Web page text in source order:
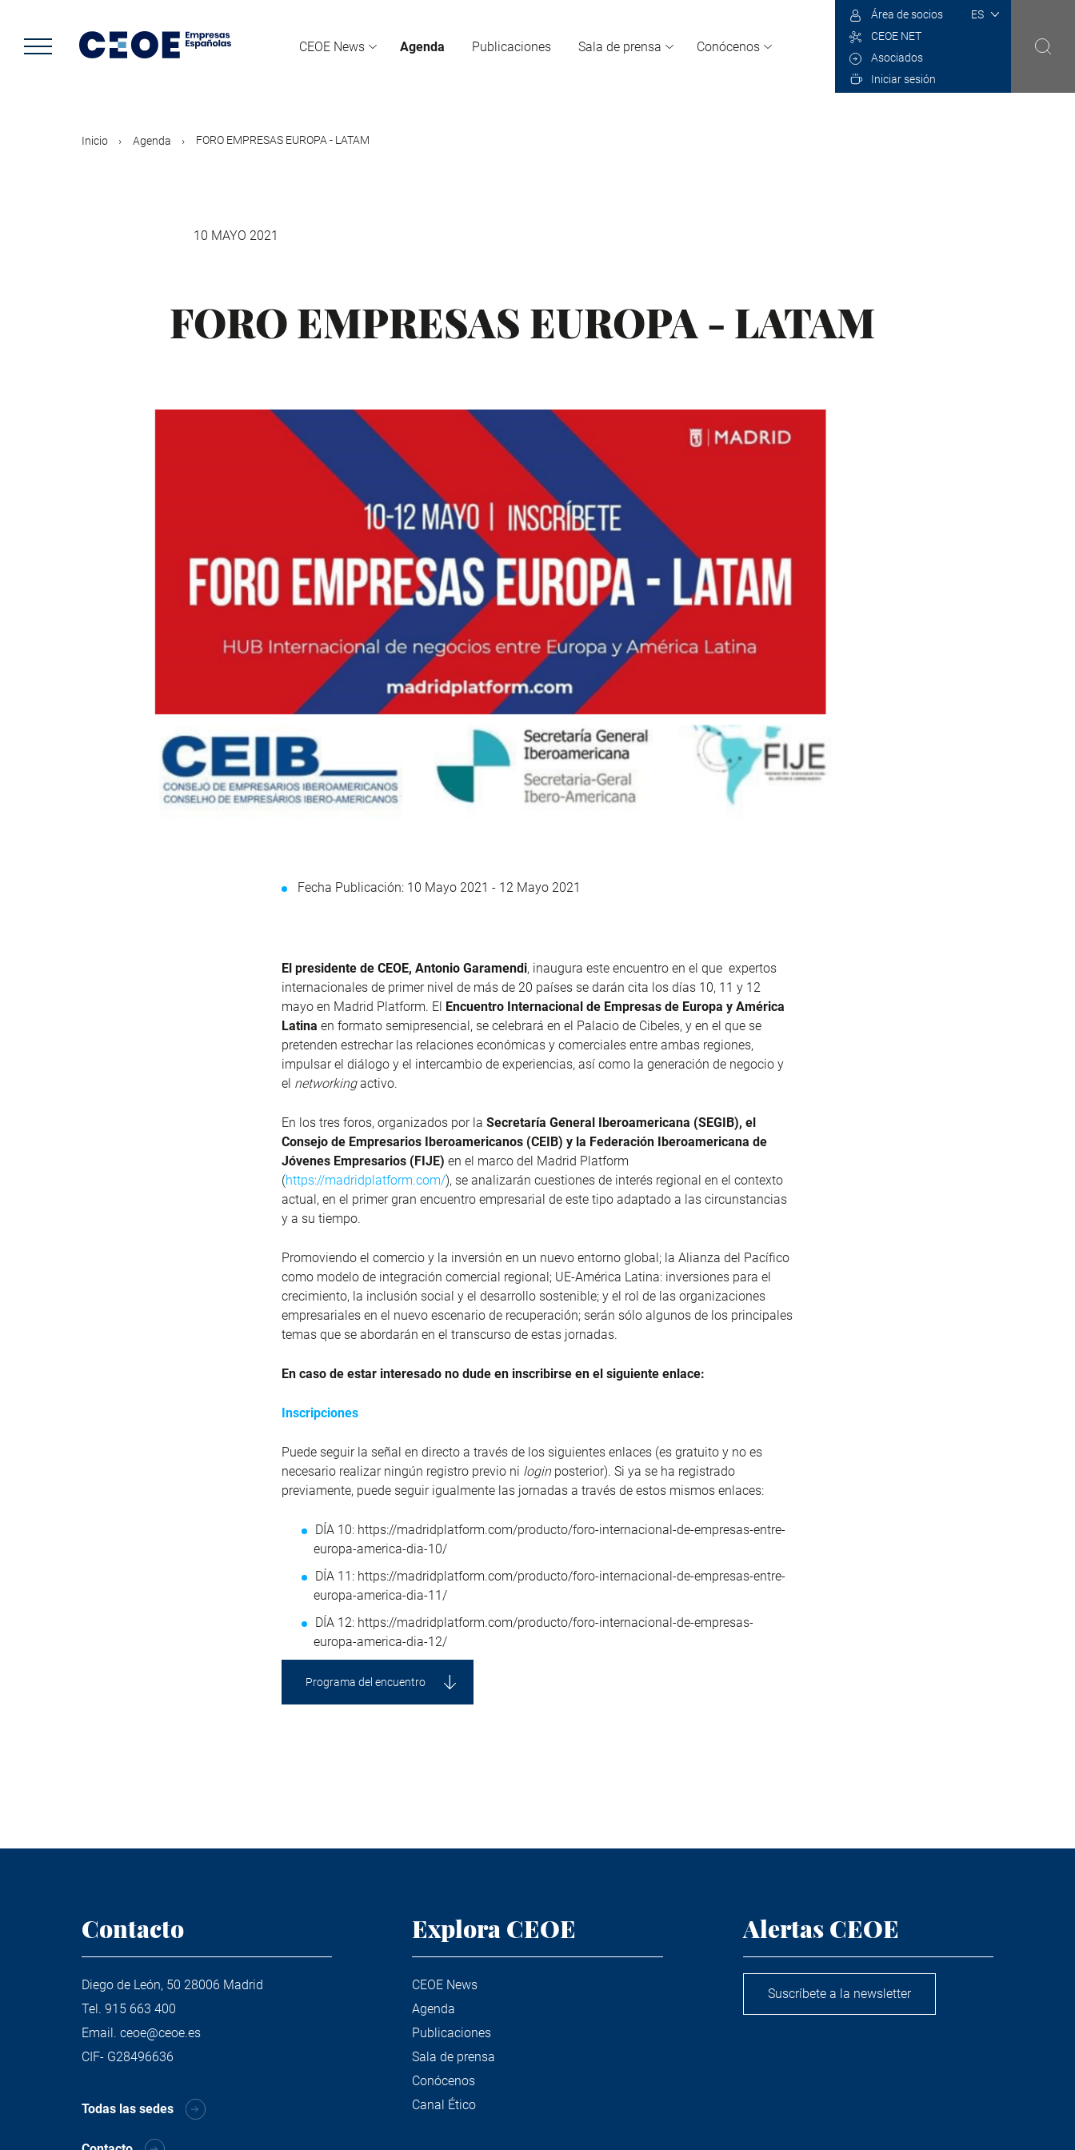
contenido
principal
CEOE News Agenda Publicaciones Sala de prensa Conócenos
Select
Área de socios
CEOE NET
Asociados
Iniciar sesión
Inicio Agenda FORO EMPRESAS EUROPA - LATAM
10 MAYO 2021
FORO EMPRESAS EUROPA - LATAM
Fecha Publicación: 10 Mayo 2021 - 12 Mayo 2021
El presidente de CEOE, Antonio Garamendi, inaugura este encuentro en el que expertos
internacionales de primer nivel de más de 20 países se darán cita los días 10, 11 y 12
mayo en Madrid Platform. El Encuentro Internacional de Empresas de Europa y América
Latina en formato semipresencial, se celebrará en el Palacio de Cibeles, y en el que se
pretenden estrechar las relaciones económicas y comerciales entre ambas regiones,
impulsar el diálogo y el intercambio de experiencias, así como la generación de negocio y
el networkingactivo.
En los tres foros, organizados por la Secretaría General Iberoamericana (SEGIB), el
Consejo de Empresarios Iberoamericanos (CEIB) y la Federación Iberoamericana de
Jóvenes Empresarios (FIJE) en el marco del Madrid Platform
(https://madridplatform.com/), se analizarán cuestiones de interés regional en el contexto
actual, en el primer gran encuentro empresarial de este tipo adaptado a las circunstancias
y a su tiempo.
Promoviendo el comercio y la inversión en un nuevo entorno global; la Alianza del Pacífico
como modelo de integración comercial regional; UE-América Latina: inversiones para el
crecimiento, la inclusión social y el desarrollo sostenible; y el rol de las organizaciones
empresariales en el nuevo escenario de recuperación; serán sólo algunos de los principales
temas que se abordarán en el transcurso de estas jornadas.
En caso de estar interesado no dude en inscribirse en el siguiente enlace:
Inscripciones
Puede seguir la señal en directo a través de los siguientes enlaces (es gratuito y no es
necesario realizar ningún registro previo ni login posterior). Si ya se ha registrado
previamente, puede seguir igualmente las jornadas a través de estos mismos enlaces:
DÍA 10: https://madridplatform.com/producto/foro-internacional-de-empresas-entre-
europa-america-dia-10/
DÍA 11: https://madridplatform.com/producto/foro-internacional-de-empresas-entre-
europa-america-dia-11/
DÍA 12: https://madridplatform.com/producto/foro-internacional-de-empresas-
europa-america-dia-12/
Programa del encuentro
Contacto
Diego de León, 50 28006 Madrid
Tel. 915 663 400
Email. ceoe@ceoe.es
CIF- G28496636
Todas las sedes
Explora CEOE
CEOE News
Agenda
Publicaciones
Sala de prensa
Conócenos
Canal Ético
Alertas CEOE
Suscríbete a la newsletter